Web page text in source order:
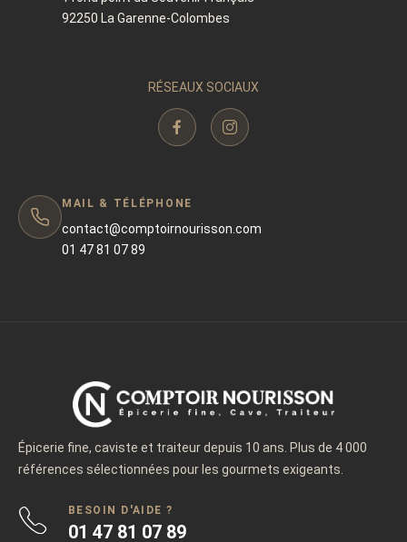
92250 La Garenne-Colombes
RÉSEAUX SOCIAUX
MAIL & TÉLÉPHONE
contact@comptoirnourisson.com
01 47 81 07 89
Épicerie fine, caviste et traiteur depuis 10 ans. Plus de 4 000
références sélectionnées pour les gourmets exigeants.
BESOIN D'AIDE ?
01 47 81 07 89